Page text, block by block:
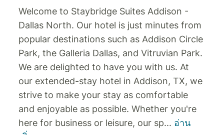
Welcome to Staybridge Suites Addison -
Dallas North. Our hotel is just minutes from
popular destinations such as Addison Circle
Park, the Galleria Dallas, and Vitruvian Park.
We are delighted to have you with us. At
our extended-stay hotel in Addison, TX, we
strive to make your stay as comfortable
and enjoyable as possible. Whether you're
here for business or leisure, our sp... อ่าน